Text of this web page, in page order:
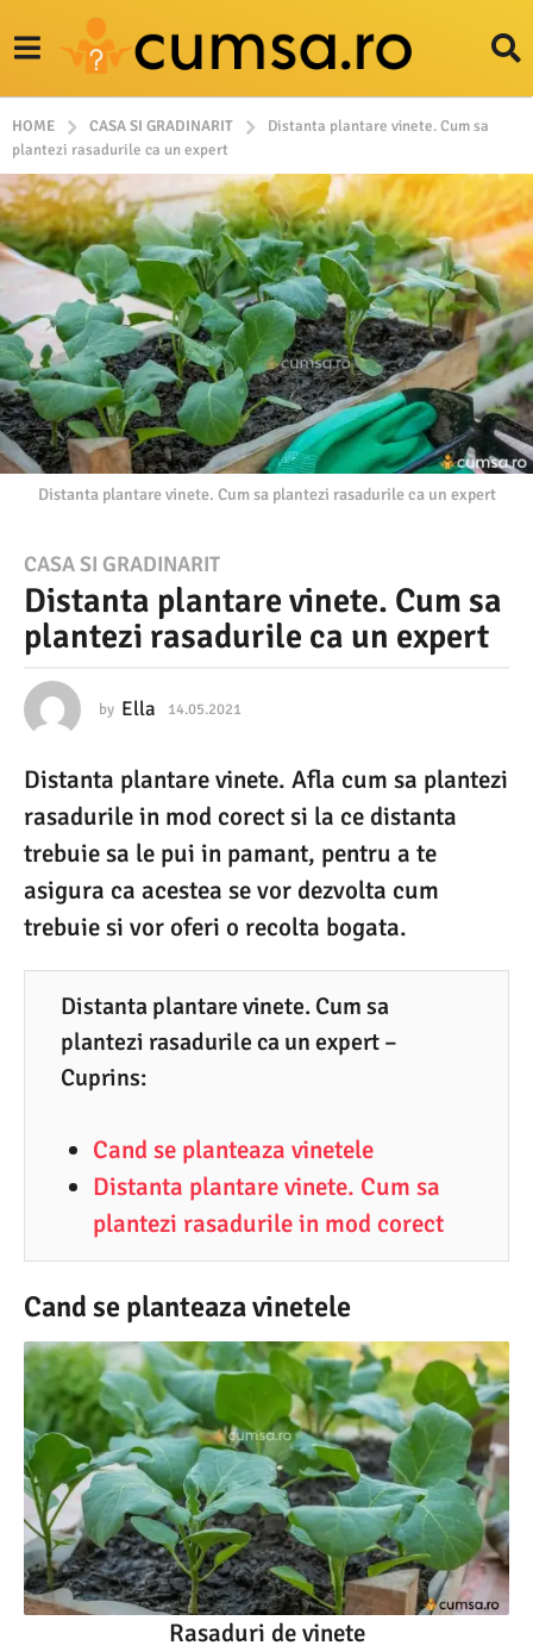
HOME CASA SI GRADINARIT
Distanta plantare vinete. Cum sa
plantezi rasadurile ca un expert
Distanta plantare vinete. Cum sa plantezi rasadurile ca un expert
1
4
.
5
2
0
2
1
2
2
2
CASA SI GRADINARIT
Distanta plantare vinete. Cum sa
plantezi rasadurile ca un expert
by Ella 14.05.2021
0
.
2
0
2
Distanta plantare vinete. Afla cum sa plantezi
rasadurile in mod corect si la ce distanta
trebuie sa le pui in pamant, pentru a te
asigura ca acestea se vor dezvolta cum
trebuie si vor oferi o recolta bogata.
Distanta plantare vinete. Cum sa
plantezi rasadurile ca un expert –
Cuprins:
Cand se planteaza vinetele
Distanta plantare vinete. Cum sa
plantezi rasadurile in mod corect
Cand se planteaza vinetele
Rasaduri de vinete